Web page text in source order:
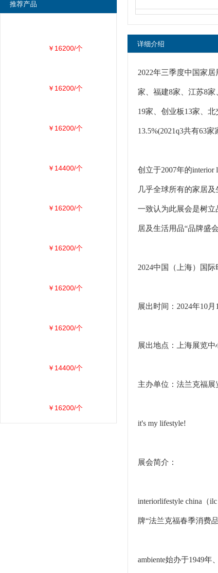
详细介绍
2022年三季度中国家
家、福建8家、江苏8
19家、创业板13家、
13.5%(2021q3共有63
创立于2007年的
几乎全球所有的家居
一致认为此展会是树
居及生活用品“品牌盛
2024中国（上海）国
展出时间：2024年10
展出地点：上海展览
主办单位：法兰克福
it's my lifestyle!
展会简介：
interiorlifestyle china（
牌“法兰克福春季消费
ambiente始办于1949
推荐产品
￥16200/个
￥16200/个
￥16200/个
￥14400/个
￥16200/个
￥16200/个
￥16200/个
￥16200/个
￥14400/个
￥16200/个